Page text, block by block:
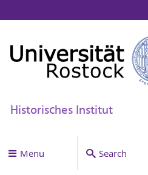
Historisches Institut
Menu Search